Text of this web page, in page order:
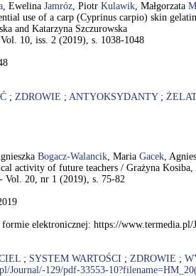
, Ewelina Jamróz, Piotr Kulawik, Małgorzata
use of a carp (Cyprinus carpio) skin
and Katarzyna Szczurowska
10, iss. 2 (2019), s. 1038-1048
; ZDROWIE ; ANTYOKSYDANTY;
Bogacz-Walancik, Maria Gacek,
activity of future teachers / Grażyna
Vol. 20, nr 1 (2019), s. 75-82
elektronicznej: https://
; SYSTEM WARTOŚCI ; ZDROWIE ;
Journal/-129/pdf-33553-